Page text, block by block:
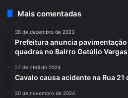
Mais comentadas
28 de dezembro de 2023
Prefeitura anuncia
quadras no Bairro Getúlio Vargas
27 de abril de 2024
Cavalo causa acidente na Rua 21
20 de novembro de 2024